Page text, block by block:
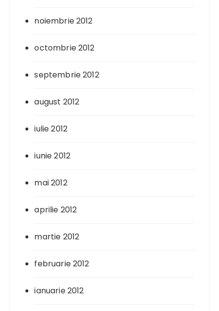
noiembrie 2012
octombrie 2012
septembrie 2012
august 2012
iulie 2012
iunie 2012
mai 2012
aprilie 2012
martie 2012
februarie 2012
ianuarie 2012